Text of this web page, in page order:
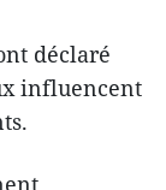
déclaré
influencent